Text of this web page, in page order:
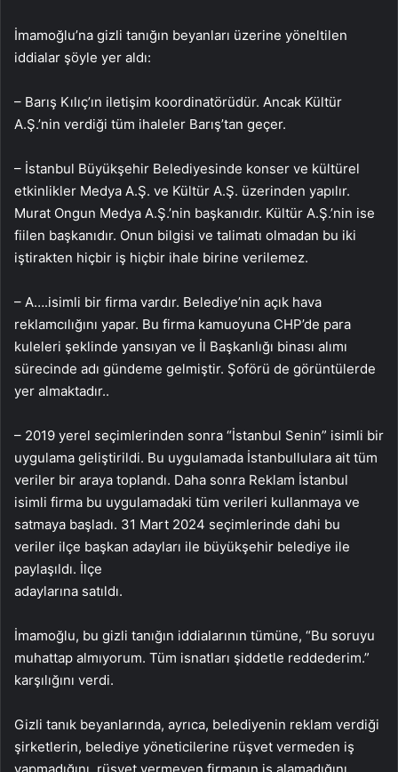
İmamoğlu’na gizli tanığın beyanları üzerine yöneltilen
iddialar şöyle yer aldı:
– Barış Kılıç’ın iletişim koordinatörüdür. Ancak Kültür
A.Ş.’nin verdiği tüm ihaleler Barış’tan geçer.
– İstanbul Büyükşehir Belediyesinde konser ve kültürel
etkinlikler Medya A.Ş. ve Kültür A.Ş. üzerinden yapılır.
Murat Ongun Medya A.Ş.’nin başkanıdır. Kültür A.Ş.’nin ise
fiilen başkanıdır. Onun bilgisi ve talimatı olmadan bu iki
iştirakten hiçbir iş hiçbir ihale birine verilemez.
– A….isimli bir firma vardır. Belediye’nin açık hava
reklamcılığını yapar. Bu firma kamuoyuna CHP’de para
kuleleri şeklinde yansıyan ve İl Başkanlığı binası alımı
sürecinde adı gündeme gelmiştir. Şoförü de görüntülerde
yer almaktadır..
– 2019 yerel seçimlerinden sonra “İstanbul Senin” isimli bir
uygulama geliştirildi. Bu uygulamada İstanbullulara ait tüm
veriler bir araya toplandı. Daha sonra Reklam İstanbul
isimli firma bu uygulamadaki tüm verileri kullanmaya ve
satmaya başladı. 31 Mart 2024 seçimlerinde dahi bu
veriler ilçe başkan adayları ile büyükşehir belediye ile
paylaşıldı. İlçe
adaylarına satıldı.
İmamoğlu, bu gizli tanığın iddialarının tümüne, “Bu soruyu
muhattap almıyorum. Tüm isnatları şiddetle reddederim.”
karşılığını verdi.
Gizli tanık beyanlarında, ayrıca, belediyenin reklam verdiği
şirketlerin, belediye yöneticilerine rüşvet vermeden iş
yapmadığını, rüşvet vermeyen firmanın iş alamadığını,